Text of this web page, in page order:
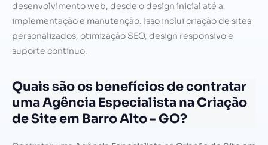
desenvolvimento web, desde o design inicial até a
implementação e manutenção. Isso inclui criação de sites
personalizados, otimização SEO, design responsivo e
suporte contínuo.
Quais são os benefícios de contratar
uma Agência Especialista na Criação
de Site em Barro Alto - GO?